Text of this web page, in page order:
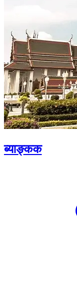
ब्याङ्कक